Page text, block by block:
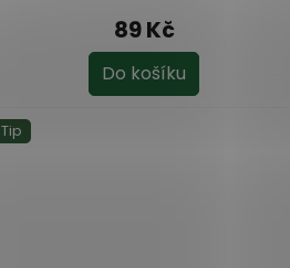
89 Kč
Do košíku
Tip